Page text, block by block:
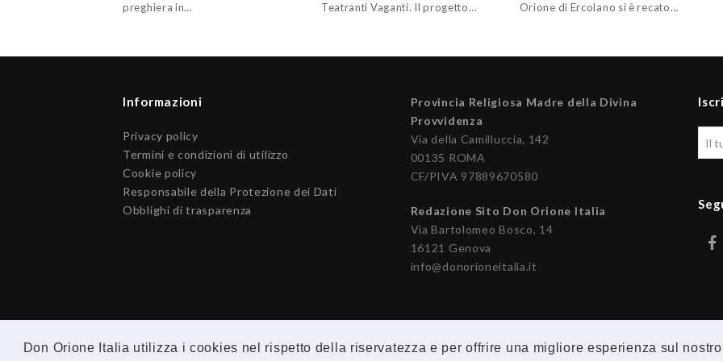
Don Orione Italia utilizza i cookies nel rispetto della riservatezza e per offrire una migliore esperienza sul
preghiera in…
Teatranti Vaganti. Il progetto…
Orione di Ercolano si è recato…
Informazioni
Privacy policy
Termini e condizioni di utilizzo
Cookie policy
Responsabile della Protezione dei Dati
Obblighi di trasparenza
Provincia Religiosa Madre della Divina
Provvidenza
Via della Camilluccia, 142
00135 ROMA
CF/PIVA 97889670580
Redazione Sito Don Orione Italia
Via Bartolomeo Bosco, 14
16121 Genova
info@donorioneitalia.it
© 2026 Provincia Religiosa Madre della Divina Provvidenza